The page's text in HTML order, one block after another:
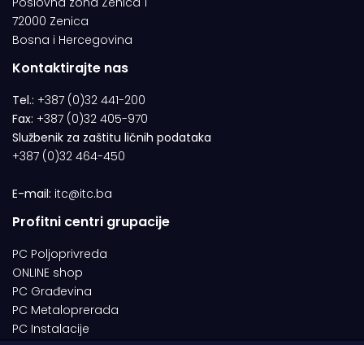
72000 Zenica
Bosna i Hercegovina
Kontaktirajte nas
Tel.: +387 (0)32 441-200
Fax: +387 (0)32 405-970
Službenik za zaštitu ličnih podataka
+387 (0)32 464-450
E-mail: itc@itc.ba
Profitni centri grupacije
PC Poljoprivreda
ONLINE shop
PC Građevina
PC Metaloprerada
PC Instalacije